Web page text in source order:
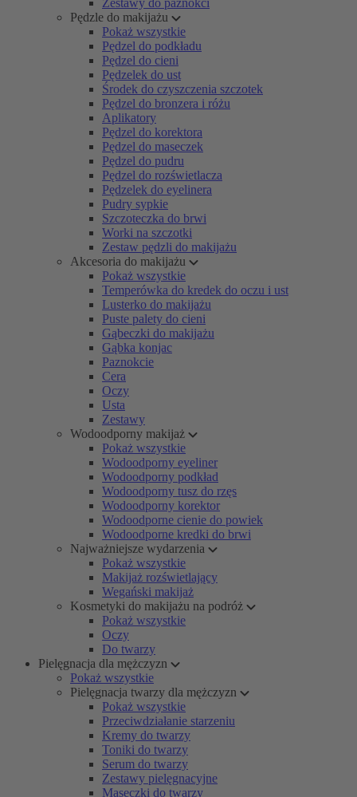
Zestawy do paznokci
Pędzle do makijażu
Pokaż wszystkie
Pędzel do podkładu
Pędzel do cieni
Pędzelek do ust
Środek do czyszczenia szczotek
Pędzel do bronzera i różu
Aplikatory
Pędzel do korektora
Pędzel do maseczek
Pędzel do pudru
Pędzel do rozświetlacza
Pędzelek do eyelinera
Pudry sypkie
Szczoteczka do brwi
Worki na szczotki
Zestaw pędzli do makijażu
Akcesoria do makijażu
Pokaż wszystkie
Temperówka do kredek do oczu i ust
Lusterko do makijażu
Puste palety do cieni
Gąbeczki do makijażu
Gąbka konjac
Paznokcie
Cera
Oczy
Usta
Zestawy
Wodoodporny makijaż
Pokaż wszystkie
Wodoodporny eyeliner
Wodoodporny podkład
Wodoodporny tusz do rzęs
Wodoodporny korektor
Wodoodporne cienie do powiek
Wodoodporne kredki do brwi
Najważniejsze wydarzenia
Pokaż wszystkie
Makijaż rozświetlający
Wegański makijaż
Kosmetyki do makijażu na podróż
Pokaż wszystkie
Oczy
Do twarzy
Pielęgnacja dla mężczyzn
Pokaż wszystkie
Pielęgnacja twarzy dla mężczyzn
Pokaż wszystkie
Przeciwdziałanie starzeniu
Kremy do twarzy
Toniki do twarzy
Serum do twarzy
Zestawy pielęgnacyjne
Maseczki do twarzy